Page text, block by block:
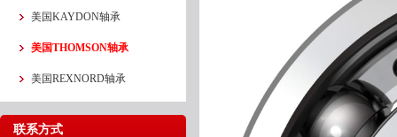
美国KAYDON轴承
美国THOMSON轴承
美国REXNORD轴承
联系方式